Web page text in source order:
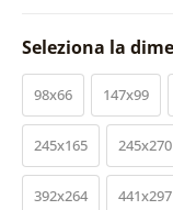
Seleziona la
98x66 147x99
245x165 245x270
392x264 441x297